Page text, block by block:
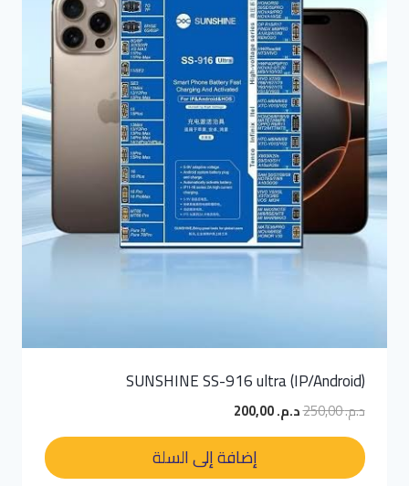
SUNSHINE SS-916 ultra (IP/Android)
د.م.250,00
السعر
الأصلي
د.م. 250,00.
د.م.200,00
الحالي
هو:
د.م. 200,00.
إضافة إلى السلة